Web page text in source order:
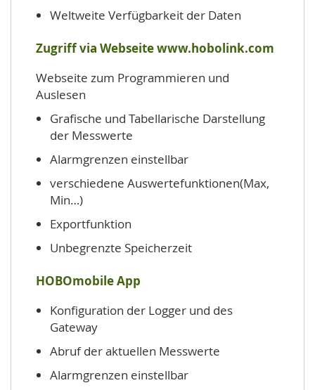
Weltweite Verfügbarkeit der Daten
Zugriff via Webseitewww.hobolink.com
Webseite zum Programmieren und
Auslesen
Grafische und Tabellarische Darstellung
der Messwerte
Alarmgrenzen einstellbar
verschiedene Auswertefunktionen(Max,
Min…)
Exportfunktion
Unbegrenzte Speicherzeit
HOBOmobile App
Konfiguration der Logger und des
Gateway
Abruf der aktuellen Messwerte
Alarmgrenzen einstellbar